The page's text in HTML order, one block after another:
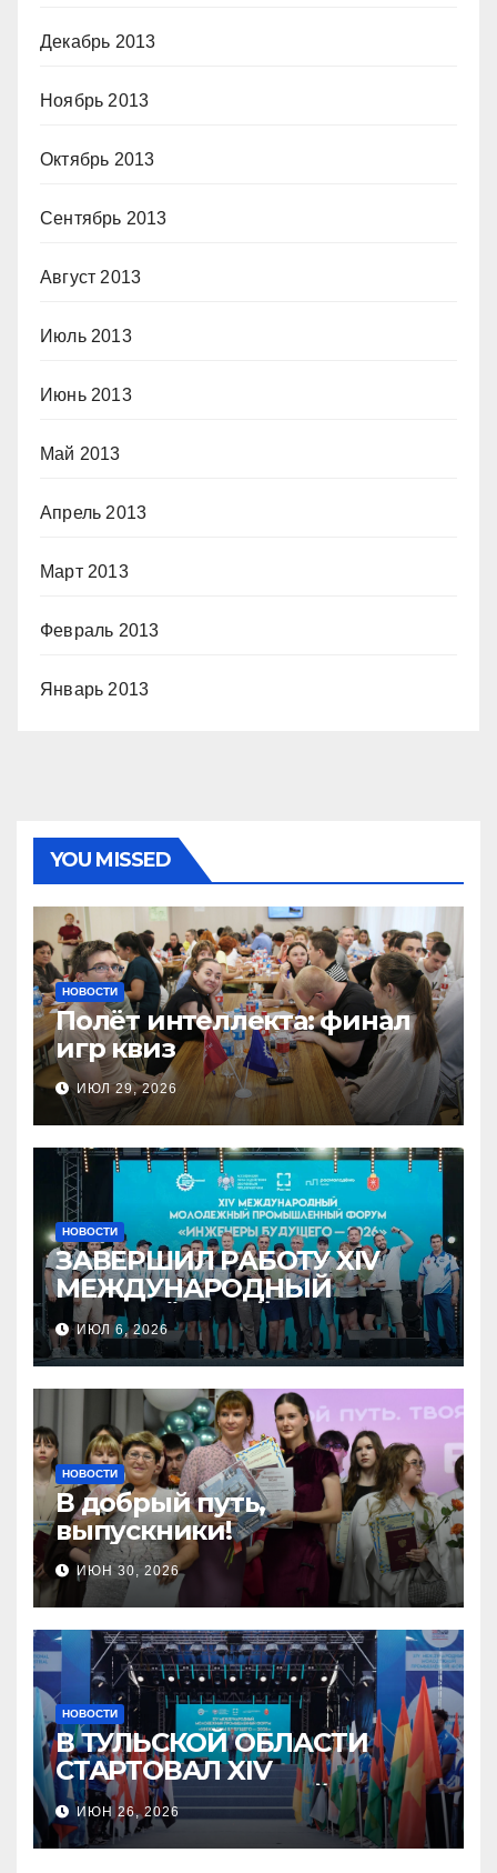
Декабрь 2013
Ноябрь 2013
Октябрь 2013
Сентябрь 2013
Август 2013
Июль 2013
Июнь 2013
Май 2013
Апрель 2013
Март 2013
Февраль 2013
Январь 2013
YOU MISSED
НОВОСТИ
Полёт интеллекта: финал
игр квиз
ИЮЛ 29, 2026
НОВОСТИ
ЗАВЕРШИЛ РАБОТУ XIV
МЕЖДУНАРОДНЫЙ
МОЛОДЁЖНЫЙ
ПРОМЫШЛЕННЫЙ ФОРУМ
«ИНЖЕНЕРЫ БУДУЩЕГО –
2026»
ИЮЛ 6, 2026
НОВОСТИ
В добрый путь,
выпускники!
ИЮН 30, 2026
НОВОСТИ
В ТУЛЬСКОЙ ОБЛАСТИ
СТАРТОВАЛ XIV
МЕЖДУНАРОДНЫЙ
МОЛОДЁЖНЫЙ
ПРОМЫШЛЕННЫЙ ФОРУМ
ИЮН 26, 2026